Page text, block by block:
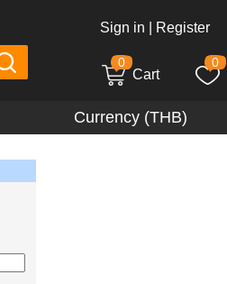
Sign in Register
0
Cart
0
Currency (THB)